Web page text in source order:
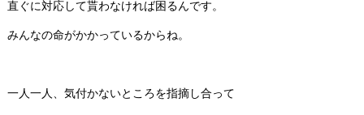
直ぐに対応して貰わなければ困るんです。
みんなの命がかかっているからね。
一人一人、気付かないところを指摘し合って